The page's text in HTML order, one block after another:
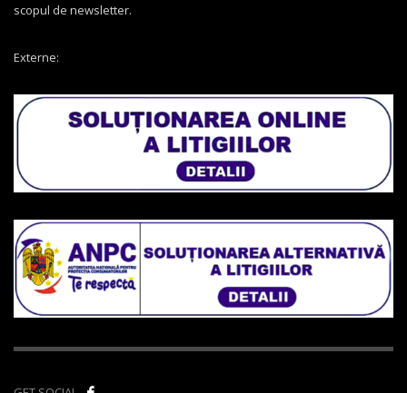
scopul de newsletter.
Externe: